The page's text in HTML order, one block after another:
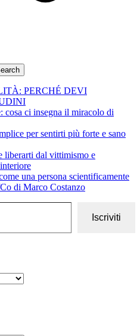
PERCHÉ DEVI
ci insegna il miracolo di
per sentirti più forte e sano
liberarti dal vittimismo e
una persona scientificamente
di Marco Costanzo
Iscriviti